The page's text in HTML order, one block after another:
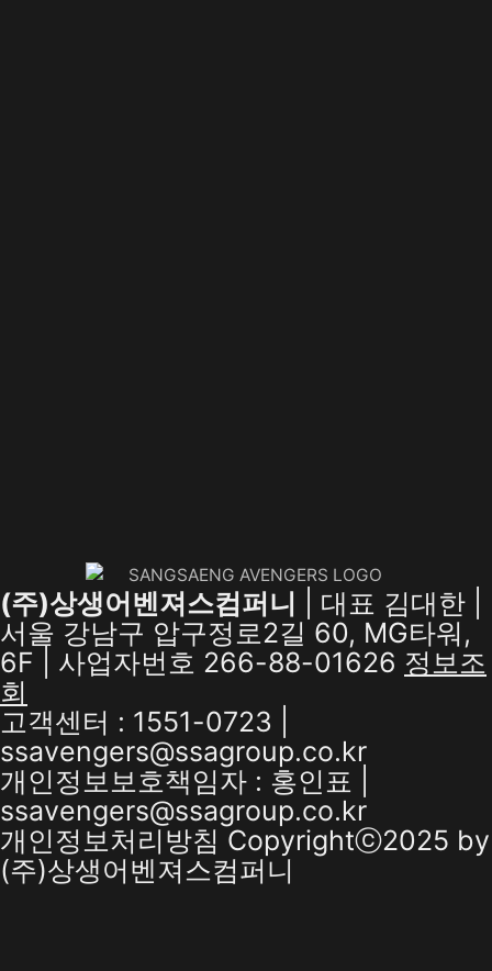
(주)상생어벤져스컴퍼니 | 대표 김대한 |
서울 강남구 압구정로2길 60, MG타워,
6F | 사업자번호 266-88-01626 정보조
회
고객센터 : 1551-0723 |
ssavengers@ssagroup.co.kr
개인정보보호책임자 : 홍인표 |
ssavengers@ssagroup.co.kr
개인정보처리방침 Copyrightⓒ2025 by
(주)상생어벤져스컴퍼니